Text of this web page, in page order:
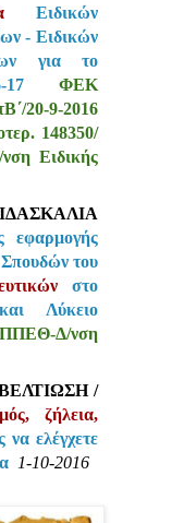
Ειδικών
- Ειδικών
για το
17ΦΕΚ
20-9-2016
148350/
Ειδικής
εφαρμογής
του
στο
Λύκειο
Δ/νση
/
ζήλεια,
ελέγχετε
1-10-2016